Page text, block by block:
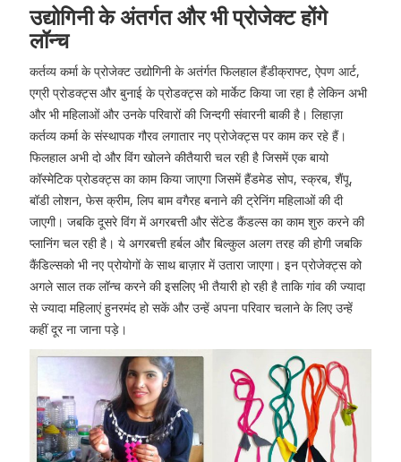
उद्योगिनी के अंतर्गत और भी प्रोजेक्ट होंगे
लॉन्च
कर्तव्य कर्मा के प्रोजेक्ट उद्योगिनी के अतंर्गत फिलहाल हैंडीक्राफ्ट, ऐपण आर्ट,
एग्री प्रोडक्ट्स और बुनाई के प्रोडक्ट्स को मार्केट किया जा रहा है लेकिन अभी
और भी महिलाओं और उनके परिवारों की जिन्दगी संवारनी बाकी है। लिहाज़ा
कर्तव्य कर्मा के संस्थापक गौरव लगातार नए प्रोजेक्ट्स पर काम कर रहे हैं।
फिलहाल अभी दो और विंग खोलने कीतैयारी चल रही है जिसमें एक बायो
कॉस्मेटिक प्रोडक्ट्स का काम किया जाएगा जिसमें हैंडमेड सोप, स्क्रब, शैंपू,
बॉडी लोशन, फेस क्रीम, लिप बाम वगैरह बनाने की ट्रेनिंग महिलाओं की दी
जाएगी। जबकि दूसरे विंग में अगरबत्ती और सेंटेड कैंडल्स का काम शुरु करने की
प्लानिंग चल रही है। ये अगरबत्ती हर्बल और बिल्कुल अलग तरह की होगी जबकि
कैंडिल्सको भी नए प्रोयोगों के साथ बाज़ार में उतारा जाएगा। इन प्रोजेक्ट्स को
अगले साल तक लॉन्च करने की इसलिए भी तैयारी हो रही है ताकि गांव की ज्यादा
से ज्यादा महिलाएं हुनरमंद हो सकें और उन्हें अपना परिवार चलाने के लिए उन्हें
कहीं दूर ना जाना पड़े।